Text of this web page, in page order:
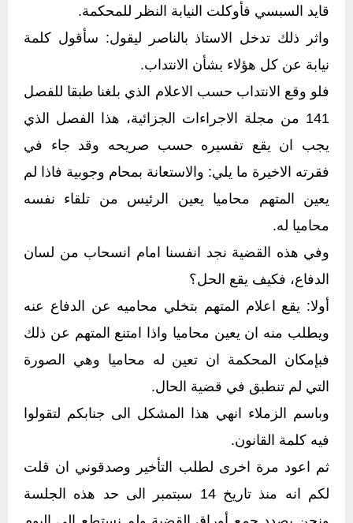
قايد السبسي فأوكلت النيابة النظر للمحكمة.
واثر ذلك تدخل الاستاذ بالناصر ليقول: سأقول كلمة
نيابة عن كل هؤلاء بشأن الانتداب.
فلو وقع الانتداب حسب الاعلام الذي بلغنا طبقا للفصل
141 من مجلة الاجراءات الجزائية، هذا الفصل الذي
يجب ان يقع تفسيره حسب صريحه وقد جاء في
فقرته الاخيرة ما يلي: والاستعانة بمحام وجوبية فاذا لم
يعين المتهم محاميا يعين الرئيس من تلقاء نفسه
محاميا له.
وفي هذه القضية نجد انفسنا امام انسحاب من لسان
الدفاع، فكيف يقع الحل؟
أولا: يقع اعلام المتهم بتخلي محاميه عن الدفاع عنه
ويطلب منه ان يعين محاميا واذا امتنع المتهم عن ذلك
فبإمكان المحكمة ان تعين له محاميا وهي الصورة
التي لم تنطبق في قضية الحال.
وباسم الزملاء انهي هذا المشكل الى جنابكم لتقولوا
فيه كلمة القانون.
ثم اعود مرة اخرى لطلب التأخير وصدقوني ان قلت
لكم انه منذ تاريخ 14 سبتمبر الى حد هذه الجلسة